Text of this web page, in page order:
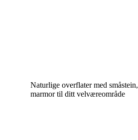
Naturlige overflater med
marmor til ditt velværeområde